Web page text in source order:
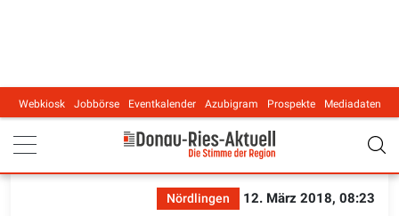
Main navigation
Webkiosk Jobbörse Eventkalender Azubigram Prospekte Mediadaten
Nördlingen 12. März 2018, 08:23